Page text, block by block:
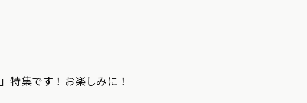
」特集です！お楽しみに！